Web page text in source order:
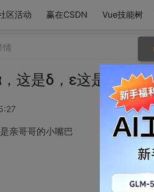
区活动 赢在CSDN Vue技能树
情
这是δ，ε这是亲哥哥
亲哥哥的小嘴巴